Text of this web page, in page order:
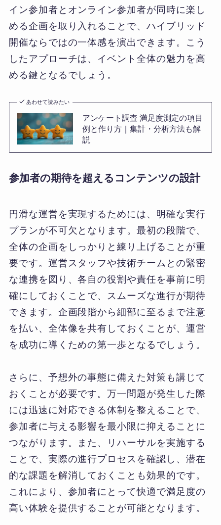
イン参加者とオンライン参加者が同時に楽し
める企画を取り入れることで、ハイブリッド
開催ならではの一体感を演出できます。こう
したアプローチは、イベント全体の魅力を高
める鍵となるでしょう。
あわせて読みたい
アンケート調査 満足度測定の項目
例と作り方｜集計・分析方法も解
説
参加者の期待を超えるコンテンツの設計
円滑な運営を実現するためには、明確な実行
プランが不可欠となります。最初の段階で、
全体の企画をしっかりと練り上げることが重
要です。運営スタッフや技術チームとの緊密
な連携を図り、各自の役割や責任を事前に明
確にしておくことで、スムーズな進行が期待
できます。企画段階から細部に至るまで注意
を払い、全体像を共有しておくことが、運営
を成功に導くための第一歩となるでしょう。
さらに、予想外の事態に備えた対策も講じて
おくことが必要です。万一問題が発生した際
には迅速に対応できる体制を整えることで、
参加者に与える影響を最小限に抑えることに
つながります。また、リハーサルを実施する
ことで、実際の進行プロセスを確認し、潜在
的な課題を解消しておくことも効果的です。
これにより、参加者にとって快適で満足度の
高い体験を提供することが可能となります。